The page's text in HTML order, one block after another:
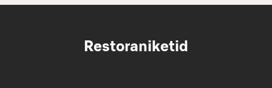
Restoraniketid